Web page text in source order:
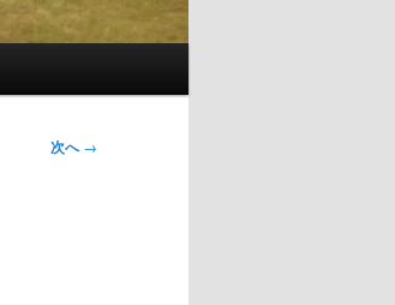
次へ→